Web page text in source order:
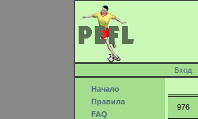
Вход :
Начало
Правила
FAQ
976